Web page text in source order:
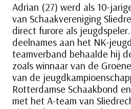
Adrian (27) werd als 10-
van Schaakvereniging
direct furore als
deelnames aan het NK-
teamverband behaalde hij
zoals winnaar van de
van de
Rotterdamse Schaakbond
met het A-team van